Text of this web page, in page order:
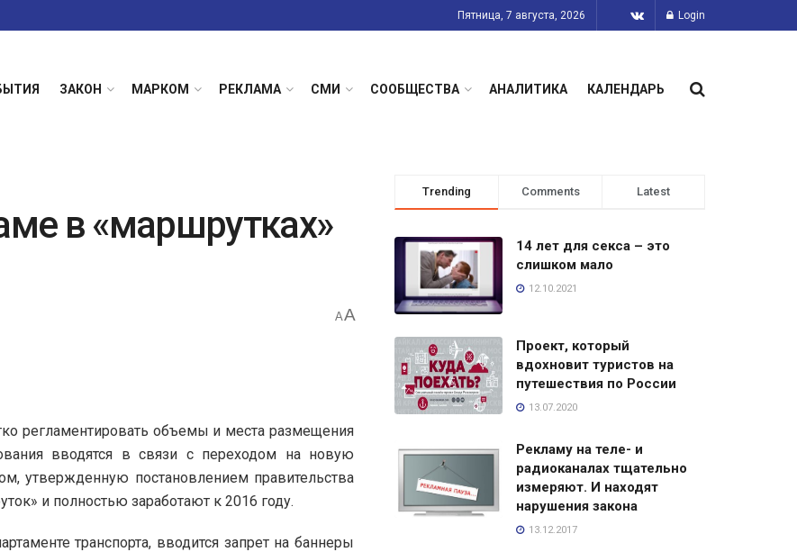
Пятница, 7 августа, 2026 Login
ЗАКОН МАРКОМ РЕКЛАМА СМИ СООБЩЕСТВА АНАЛИТИКА КАЛЕНДАРЬ
в «маршрутках»
AA
регламентировать объемы и места размещения
вводятся в связи с переходом на новую
утвержденную постановлением правительства
и полностью заработают к 2016 году.
транспорта, вводится запрет на баннеры
Trending Comments Latest
14 лет для секса – это
слишком мало
12.10.2021
Проект, который
вдохновит туристов на
путешествия по России
13.07.2020
Рекламу на теле- и
радиоканалах тщательно
измеряют. И находят
нарушения закона
13.12.2017